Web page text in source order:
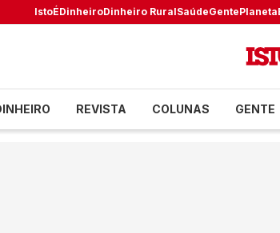
IstoÉDinheiroDinheiro RuralSaúdeGentePlaneta
REVISTA COLUNAS GENTE